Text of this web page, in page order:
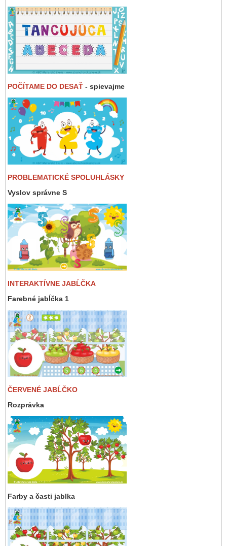
POČÍTAME DO DESAŤ - spievajme
PROBLEMATICKÉ SPOLUHLÁSKY
Vyslov správne S
INTERAKTÍVNE JABĹČKA
Farebné jabĺčka 1
ČERVENÉ JABĹČKO
Rozprávka
Farby a časti jablka